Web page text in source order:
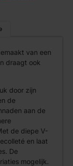
van een
draagt ook
door zijn
de
aan de
de diepe V-
en laat
De
mogelijk.